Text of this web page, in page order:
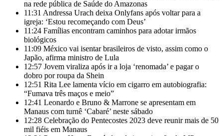
na rede pública de Saúde do Amazonas
11:31 Andressa Urach deixa Onlyfans após voltar para a
igreja: ‘Estou recomeçando com Deus’
11:24 Famílias encontram caminhos para adotar irmãos
biológicos
11:09 México vai isentar brasileiros de visto, assim como o
Japão, afirma ministro de Lula
12:57 Jovem viraliza após ir a loja ‘renomada’ e pagar o
dobro por roupa da Shein
12:51 Rita Lee lamenta vício em cigarro em autobiografia:
“Fumava três maços e meio”
12:41 Leonardo e Bruno & Marrone se apresentam em
Manaus com turnê ‘Cabaré’ neste sábado
12:28 Celebração do Pentecostes 2023 deve reunir mais de 50
mil fiéis em Manaus